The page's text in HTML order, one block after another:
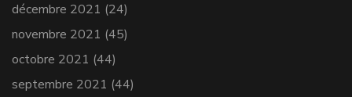
décembre 2021 (24)
novembre 2021 (45)
octobre 2021 (44)
septembre 2021 (44)